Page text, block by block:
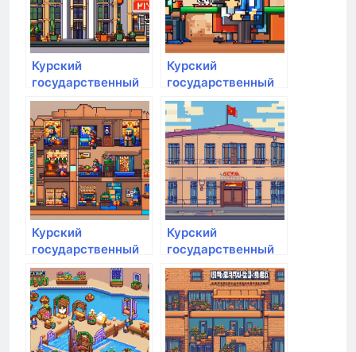
Курский
государственный
аграрный
университет им.
И.И. Иванова
Курский
государственный
аграрный
университет им.
И.И. Иванова
Курский
государственный
аграрный
университет им.
И.И. Иванова
Курский
государственный
аграрный
университет им.
И.И. Иванова